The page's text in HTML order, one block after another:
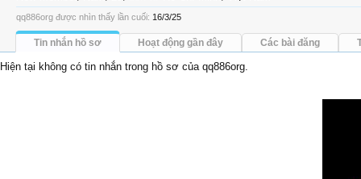
qq886org được nhìn thấy lần cuối: 16/3/25
Tin nhắn hồ sơ Hoạt động gần đây Các bài đăng
Hiện tại không có tin nhắn trong hồ sơ của qq886org.